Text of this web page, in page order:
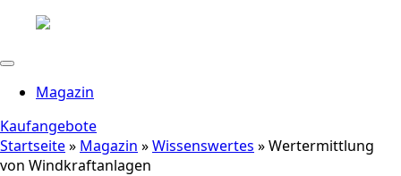
Magazin
Kaufangebote
Startseite» Magazin »Wissenswertes »Wertermittlung
von Windkraftanlagen